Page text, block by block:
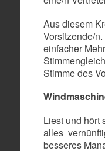
Aus diesem
Vorsitzende/
einfacher
Stimme des
Liest und hört
alles
besseres